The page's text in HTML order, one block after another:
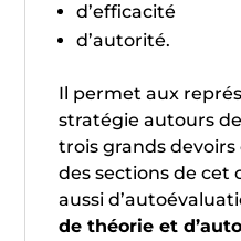
d’efficacité
d’autorité.
Il permet aux
stratégie autours
trois grands
des sections de cet
aussi
de théorie et